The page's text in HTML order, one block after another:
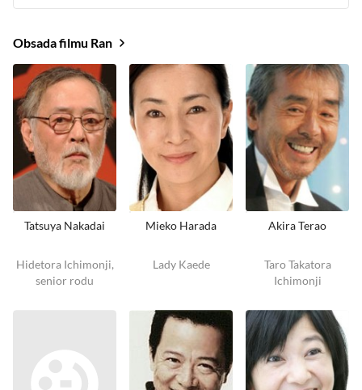
Obsada filmu Ran
Tatsuya Nakadai
Hidetora Ichimonji,
senior rodu
Mieko Harada
Lady Kaede
Akira Terao
Taro Takatora
Ichimonji